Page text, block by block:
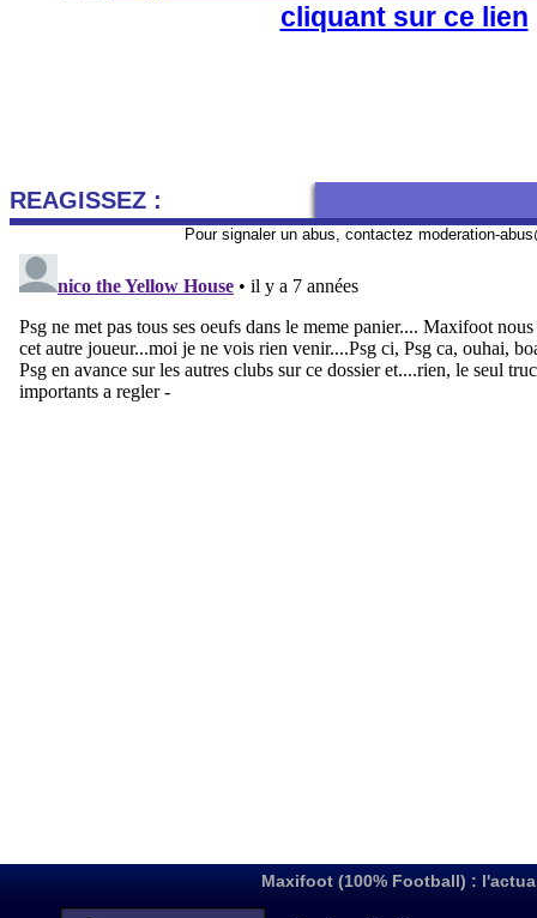
cliquant sur ce lien
REAGISSEZ :
Pour signaler un abus, contactez moderation-
Maxifoot (100% Football) :